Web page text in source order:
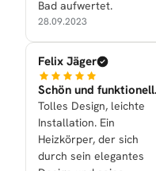
Bad aufwertet.
28.09.2023
Felix Jäger
Schön und funktionell.
Tolles Design, leichte
Installation. Ein
Heizkörper, der sich
durch sein elegantes